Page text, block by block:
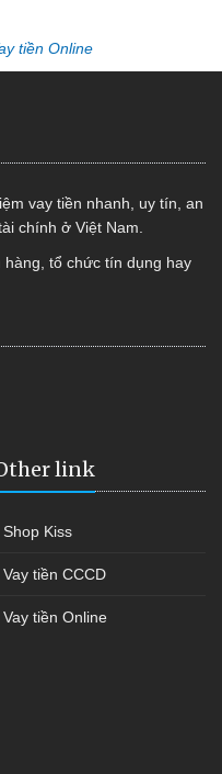
tiền Online
vay tiền nhanh, uy tín, an
chính ở Việt Nam.
hàng, tổ chức tín dụng hay
link
Shop Kiss
Vay tiền CCCD
Vay tiền Online